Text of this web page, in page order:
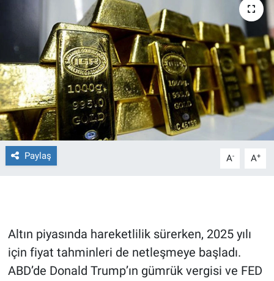
Paylaş A- A+
Altın piyasında hareketlilik sürerken, 2025 yılı
için fiyat tahminleri de netleşmeye başladı.
ABD’de Donald Trump’ın gümrük vergisi ve FED
Eğlence
Ekonomi
Forum
Gerçeğin İzinde
Gün Başlıyor
Gün Ortası
Gündem Özel